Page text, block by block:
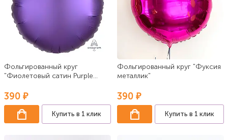
Фольгированный круг
"Фиолетовый сатин Purple
390 ₽
Купить в 1 клик
Фольгированный круг "Фуксия
металлик"
390 ₽
Купить в 1 клик